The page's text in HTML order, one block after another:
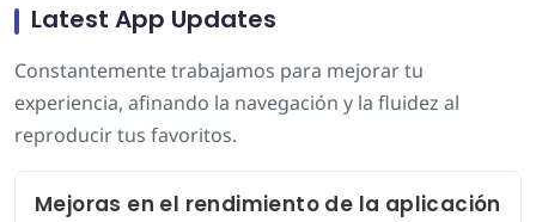
Latest App Updates
Constantemente trabajamos para mejorar tu
experiencia, afinando la navegación y la fluidez al
reproducir tus favoritos.
Mejoras en el rendimiento de la aplicación